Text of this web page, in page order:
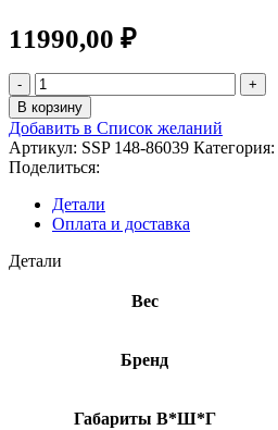
11990,00 ₽
Количество
товара
Стул
Труфальд
велюр
бежевый
В корзину
Добавить в Список желаний
Артикул: SSP 148-86039 Категория:
Поделиться:
Детали
Оплата и доставка
Детали
Вес
Бренд
Габариты В*Ш*Г